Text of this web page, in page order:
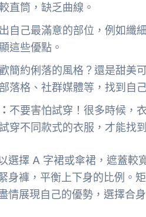
直筒，缺乏曲線。
自己最滿意的部位，例如纖
這些優點。
簡約俐落的風格？還是甜美
落格、社群媒體等，找到自
不要害怕試穿！很多時候，
穿不同款式的衣服，才能找
選擇 A 字裙或傘裙，遮蓋較
身褲，平衡上下身的比例。
情展現自己的優勢，選擇合